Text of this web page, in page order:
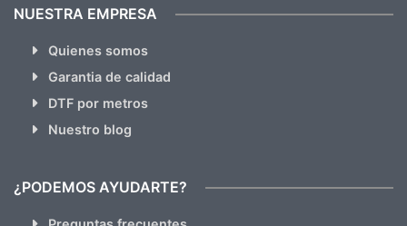
NUESTRA EMPRESA
Quienes somos
Garantia de calidad
DTF por metros
Nuestro blog
¿PODEMOS AYUDARTE?